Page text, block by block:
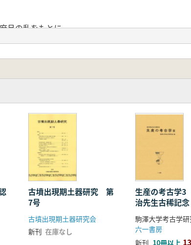
麻呂の乱をもとに-
在する弥生時代の遺跡について
殊器台祭祀の導入から見た古
奥村淸一郎 京都府西車塚古
墓制」以後 水野論文からみた現在地
(5) 和泉地域の事例検討から
窯の再検討
考察 畿内の刳抜式石棺を中心に
佩」の再現実験 吉田野乃 中河内の大型石室
代軒瓦の再検討
寺の再検証
利用について
の定理)による造営
古墳出現期土器研究 第
7号
古墳出現期土器研究会
新刊 在庫なし
生産の考古学
治先生古稀記念
駒澤大学考古学
六一書房
新刊 10冊以上